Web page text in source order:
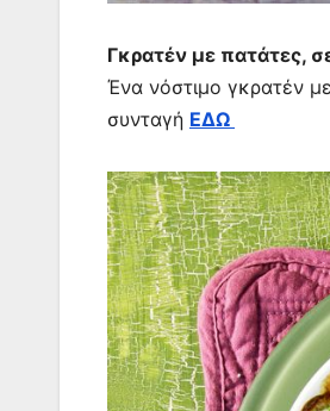
Γκρατέν με πατάτες,
Ένα νόστιμο γκρατέν
συνταγή ΕΔΩ